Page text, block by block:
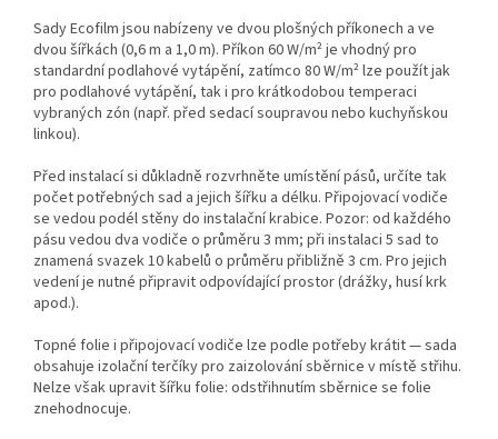
Sady Ecofilm jsou nabízeny ve dvou plošných příkonech a ve
dvou šířkách (0,6 m a 1,0 m). Příkon 60 W/m² je vhodný pro
standardní podlahové vytápění, zatímco 80 W/m² lze použít jak
pro podlahové vytápění, tak i pro krátkodobou temperaci
vybraných zón (např. před sedací soupravou nebo kuchyňskou
linkou).
Před instalací si důkladně rozvrhněte umístění pásů, určíte tak
počet potřebných sad a jejich šířku a délku. Připojovací vodiče
se vedou podél stěny do instalační krabice. Pozor: od každého
pásu vedou dva vodiče o průměru 3 mm; při instalaci 5 sad to
znamená svazek 10 kabelů o průměru přibližně 3 cm. Pro jejich
vedení je nutné připravit odpovídající prostor (drážky, husí krk
apod.).
Topné folie i připojovací vodiče lze podle potřeby krátit — sada
obsahuje izolační terčíky pro zaizolování sběrnice v místě střihu.
Nelze však upravit šířku folie: odstřihnutím sběrnice se folie
znehodnocuje.